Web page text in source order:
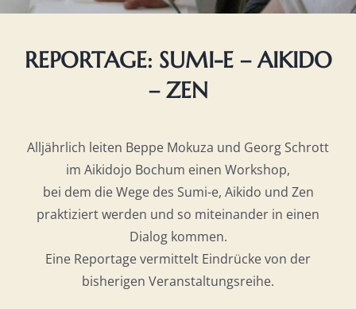
REPORTAGE: SUMI-E – AIKIDO
– ZEN
Alljährlich leiten Beppe Mokuza und Georg Schrott
im Aikidojo Bochum einen Workshop,
bei dem die Wege des Sumi-e, Aikido und Zen
praktiziert werden und so miteinander in einen
Dialog kommen.
Eine Reportage vermittelt Eindrücke von der
bisherigen Veranstaltungsreihe.